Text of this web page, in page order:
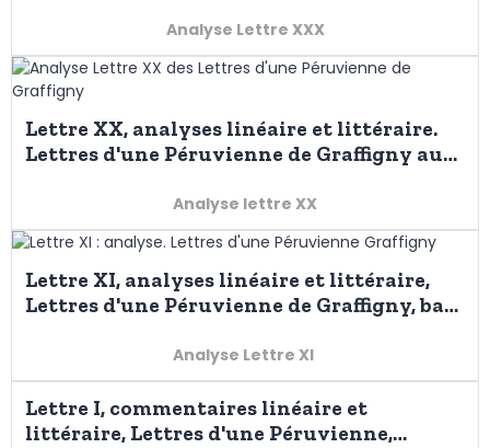
Analyse Lettre XXX
Lettre XX, analyses linéaire et littéraire.
Lettres d'une Péruvienne de Graffigny au
Analyse lettre XX
Lettre XI, analyses linéaire et littéraire,
Lettres d'une Péruvienne de Graffigny, bac
Analyse Lettre XI
Lettre I, commentaires linéaire et
littéraire, Lettres d'une Péruvienne,